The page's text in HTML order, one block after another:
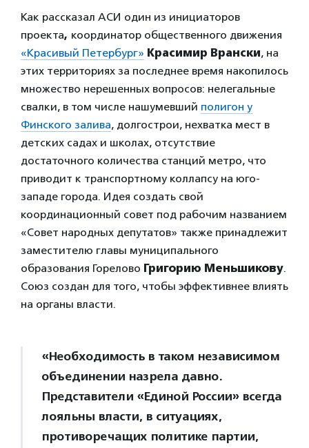
Как рассказал АСИ один из инициаторов
проекта, координатор общественного движения
«Красивый Петербург» Красимир Врански, на
этих территориях за последнее время накопилось
множество нерешенных вопросов: нелегальные
свалки, в том числе нашумевший полигон у
Финского залива, долгострои, нехватка мест в
детских садах и школах, отсутствие
достаточного количества станций метро, что
приводит к транспортному коллапсу на юго-
западе города. Идея создать свой
координационный совет под рабочим названием
«Совет народных депутатов» также принадлежит
заместителю главы муниципального
образования Горелово Григорию Меньшикову.
Союз создан для того, чтобы эффективнее влиять
на органы власти.
«Необходимость в таком независимом
объединении назрела давно.
Представители «Единой России» всегда
лояльны власти, в ситуациях,
противоречащих политике партии,